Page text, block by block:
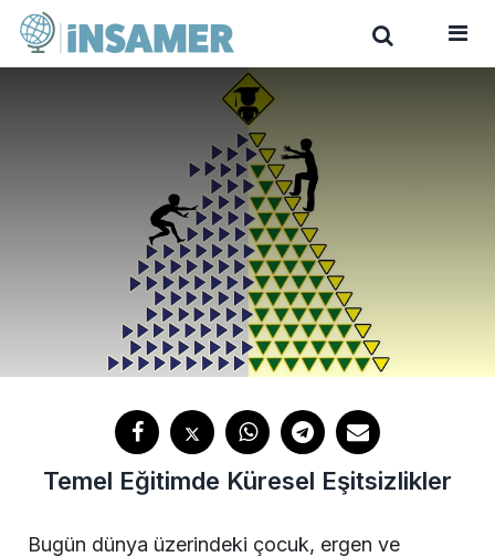
Temel Eğitimde Küresel Eşitsizlikler
Bugün dünya üzerindeki çocuk, ergen ve